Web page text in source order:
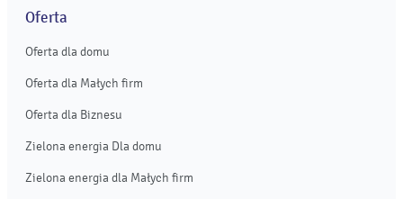
Oferta
Oferta dla domu
Oferta dla Małych firm
Oferta dla Biznesu
Zielona energia Dla domu
Zielona energia dla Małych firm